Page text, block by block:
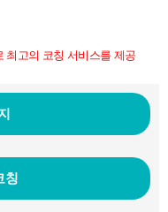
최고의 코칭 서비스를 제공
칭